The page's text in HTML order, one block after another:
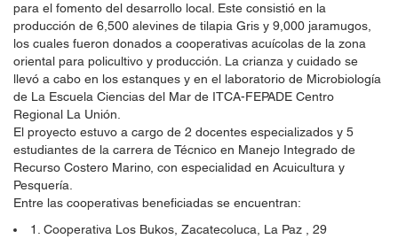
para el fomento del desarrollo local. Este consistió en la
producción de 6,500 alevines de tilapia Gris y 9,000 jaramugos,
los cuales fueron donados a cooperativas acuícolas de la zona
oriental para policultivo y producción. La crianza y cuidado se
llevó a cabo en los estanques y en el laboratorio de Microbiología
de La Escuela Ciencias del Mar de ITCA-FEPADE Centro
Regional La Unión.
El proyecto estuvo a cargo de 2 docentes especializados y 5
estudiantes de la carrera de Técnico en Manejo Integrado de
Recurso Costero Marino, con especialidad en Acuicultura y
Pesquería.
Entre las cooperativas beneficiadas se encuentran:
1. Cooperativa Los Bukos, Zacatecoluca, La Paz , 29